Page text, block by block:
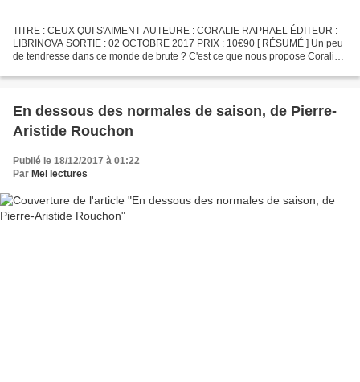
TITRE : CEUX QUI S'AIMENT AUTEURE : CORALIE RAPHAEL ÉDITEUR :
LIBRINOVA SORTIE : 02 OCTOBRE 2017 PRIX : 10€90 [ RÉSUMÉ ] Un peu
de tendresse dans ce monde de brute ? C'est ce que nous propose Coralie
En dessous des normales de saison, de Pierre-
Aristide Rouchon
Publié le 18/12/2017 à 01:22
Par Mel lectures